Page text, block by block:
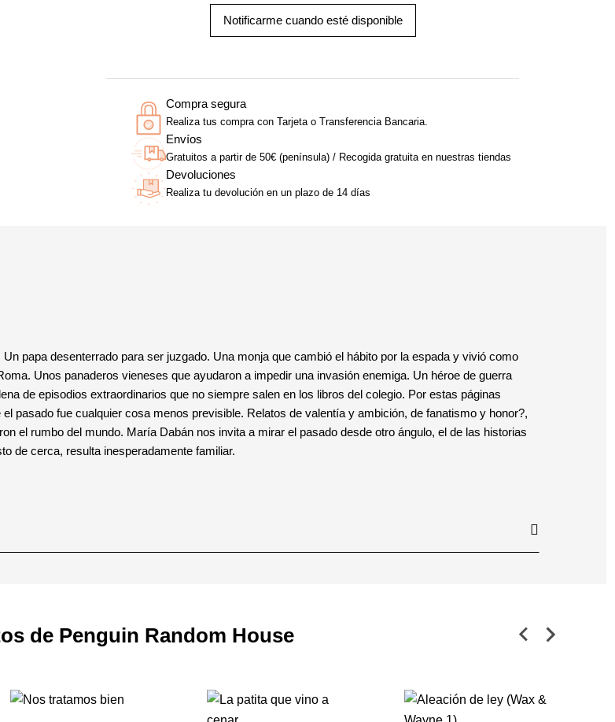
Notificarme cuando esté disponible
Compra segura
Realiza tus compra con Tarjeta o Transferencia Bancaria.
Envíos
Gratuitos a partir de 50€ (península) / Recogida gratuita en nuestras tiendas
Devoluciones
Realiza tu devolución en un plazo de 14 días
papa desenterrado para ser juzgado. Una monja que cambió el hábito por la espada y vivió como
Unos panaderos vieneses que ayudaron a impedir una invasión enemiga. Un héroe de guerra
de episodios extraordinarios que no siempre salen en los libros del colegio. Por estas páginas
pasado fue cualquier cosa menos previsible. Relatos de valentía y ambición, de fanatismo y honor?,
el rumbo del mundo. María Dabán nos invita a mirar el pasado desde otro ángulo, el de las historias
de cerca, resulta inesperadamente familiar.
de Penguin Random House